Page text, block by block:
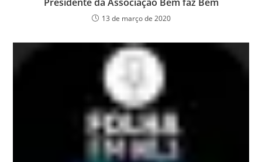
13 de março de 2020